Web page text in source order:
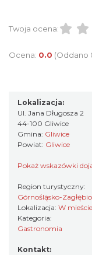
Twoja ocena:
Ocena: 0.0 (Oddano
Lokalizacja:
Ul. Jana Długosza 2
44-100 Gliwice
Gmina: Gliwice
Powiat: Gliwice
Pokaż wskazówki
Region turystyczny:
Górnośląsko-
Lokalizacja: W mieście
Kategoria:
Gastronomia
Kontakt: